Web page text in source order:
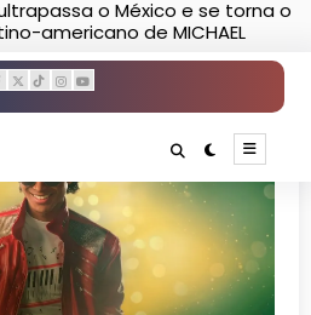
o México e se torna o
americano de MICHAEL